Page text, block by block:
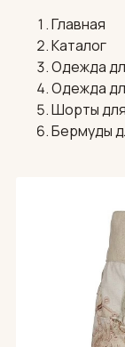
Главная
Каталог
Одежда
Одежда
Шорты
Бермуды